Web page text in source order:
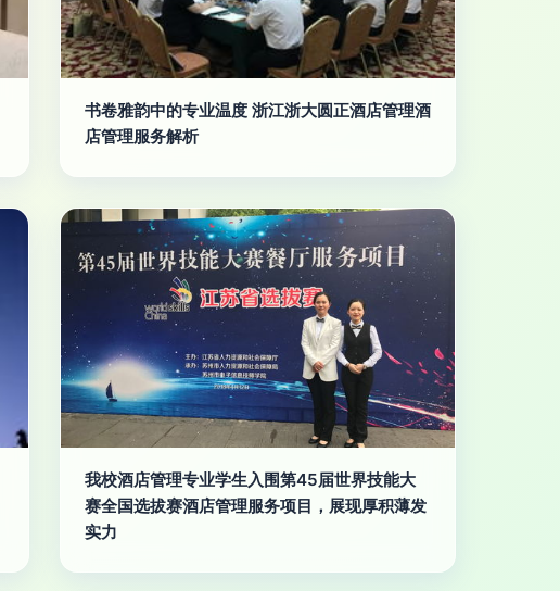
书卷雅韵中的专业温度 浙江浙大圆正酒店管理酒
店管理服务解析
我校酒店管理专业学生入围第45届世界技能大
赛全国选拔赛酒店管理服务项目，展现厚积薄发
实力